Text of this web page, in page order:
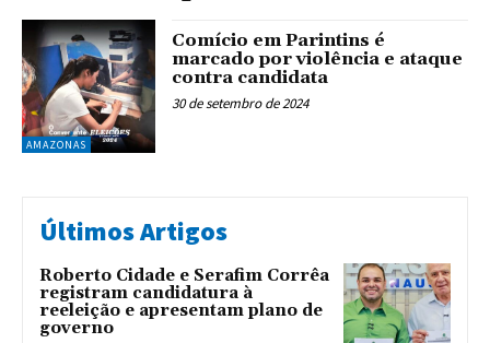
AMAZONAS
Comício em Parintins é
marcado por violência e ataque
contra candidata
30 de setembro de 2024
Últimos Artigos
Roberto Cidade e Serafim Corrêa
registram candidatura à
reeleição e apresentam plano de
governo